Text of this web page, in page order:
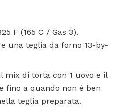
F (165 C / Gas 3).
una teglia da forno 13-by-
mix di torta con 1 uovo e il
fino a quando non è ben
teglia preparata.